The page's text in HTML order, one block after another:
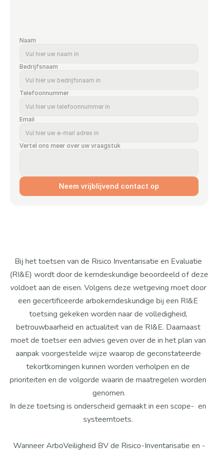
Naam
Bedrijfsnaam
Telefoonnummer
Email
Vertel ons meer over uw vraagstuk
Neem vrijblijvend contact op
Bij het toetsen van de Risico Inventarisatie en Evaluatie
(RI&E) wordt door de kerndeskundige beoordeeld of deze
voldoet aan de eisen. Volgens deze wetgeving moet door
een gecertificeerde arbokerndeskundige bij een RI&E
toetsing gekeken worden naar de volledigheid,
betrouwbaarheid en actualiteit van de RI&E. Daarnaast
moet de toetser een advies geven over de in het plan van
aanpak voorgestelde wijze waarop de geconstateerde
tekortkomingen kunnen worden verholpen en de
prioriteiten en de volgorde waarin de maatregelen worden
genomen.
In deze toetsing is onderscheid gemaakt in een scope-  en
systeemtoets.
Wanneer ArboVeiligheid BV de Risico-Inventarisatie en -